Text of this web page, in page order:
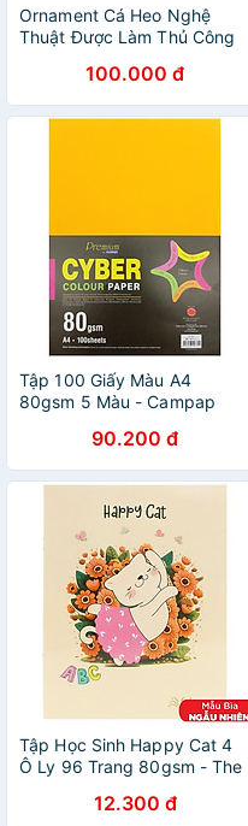
Ornament Cá Heo Nghệ
Thuật Được Làm Thủ Công
Veener Size 6.5x.6.5cm
100.000 đ
Tập 100 Giấy Màu A4
80gsm 5 Màu - Campap
90.200 đ
Tập Học Sinh Happy Cat 4
Ô Ly 96 Trang 80gsm - The
12.300 đ